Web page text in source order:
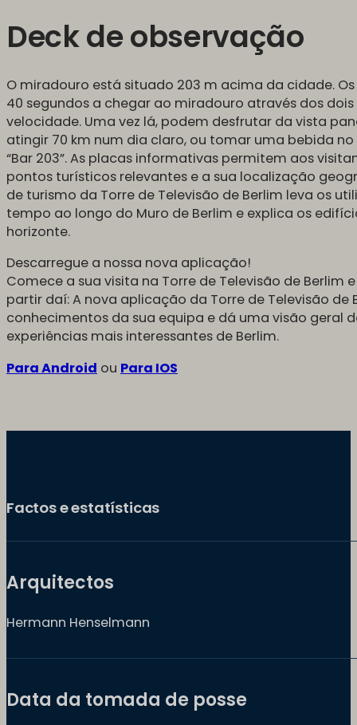
Deck de observação
O miradouro está situado 203 m acima da cidade.
40 segundos a chegar ao miradouro através dos
velocidade. Uma vez lá, podem desfrutar da vista
atingir 70 km num dia claro, ou tomar uma bebida
“Bar 203”. As placas informativas permitem aos
pontos turísticos relevantes e a sua localização
de turismo da Torre de Televisão de Berlim leva os
tempo ao longo do Muro de Berlim e explica os
horizonte.
Descarregue a nossa nova aplicação!
Comece a sua visita na Torre de Televisão de Berlim
partir daí: A nova aplicação da Torre de Televisão de
conhecimentos da sua equipa e dá uma visão geral
experiências mais interessantes de Berlim.
Para Android ou Para IOS
Factos e estatísticas
Arquitectos
Hermann Henselmann
Data da tomada de posse